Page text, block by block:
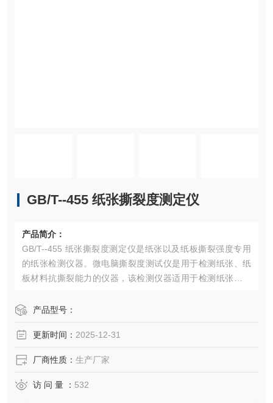
GB/T--455 纸张撕裂度测定仪
产品简介：
GB/T--455 纸张撕裂度测定仪是纸张以及纸板撕裂强度专用
的纸张检测仪器。微电脑撕裂度测试仪是用于检测纸张、纸
板材料抗撕裂能力的仪器，该检测仪器适用于检测纸张撕裂
撕裂强度等等。
产品型号：
更新时间： 2025-12-31
厂商性质： 生产厂家
访 问 量 ： 532